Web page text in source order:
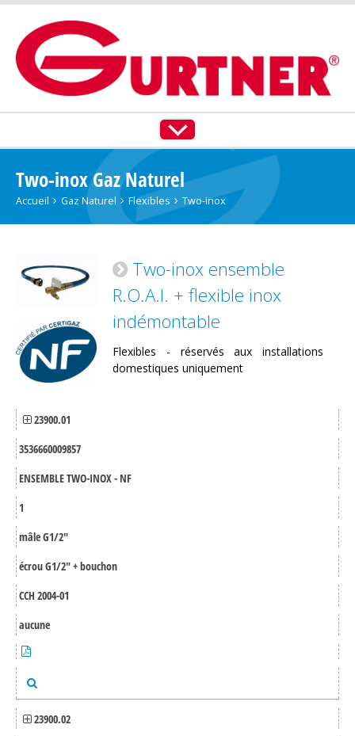
TOUS NOS PRODUITS
GAZ NATUREL
BUTANE
PLT IZINOX®
NOS SERVICES
Two-inox Gaz Naturel
Accueil Gaz Naturel Flexibles Two-inox
Two-inox ensemble
R.O.A.I. + flexible inox
indémontable
Flexibles - réservés aux installations
domestiques uniquement
23900.01
3536660009857
ENSEMBLE TWO-INOX - NF
1
mâle G1/2"
écrou G1/2" + bouchon
CCH 2004-01
aucune
23900.02